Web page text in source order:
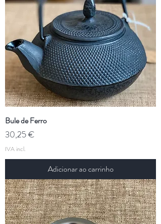
Bule de Ferro
Preço
30,25 €
IVA incl.
Adicionar ao carrinho